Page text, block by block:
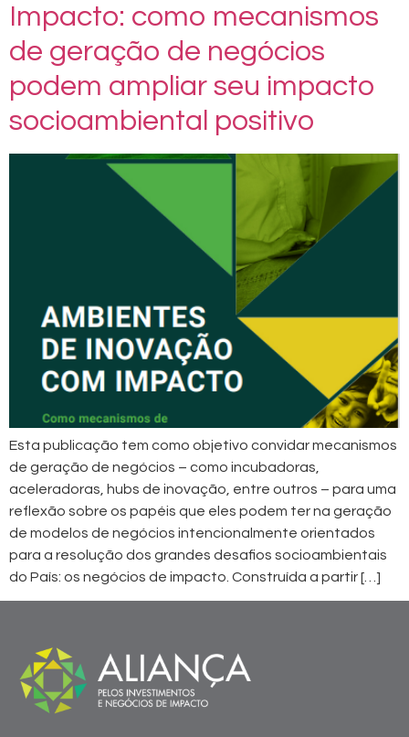
Impacto: como mecanismos
de geração de negócios
podem ampliar seu impacto
socioambiental positivo
Esta publicação tem como objetivo convidar mecanismos
de geração de negócios – como incubadoras,
aceleradoras, hubs de inovação, entre outros – para uma
reflexão sobre os papéis que eles podem ter na geração
de modelos de negócios intencionalmente orientados
para a resolução dos grandes desafios socioambientais
do País: os negócios de impacto. Construída a partir […]